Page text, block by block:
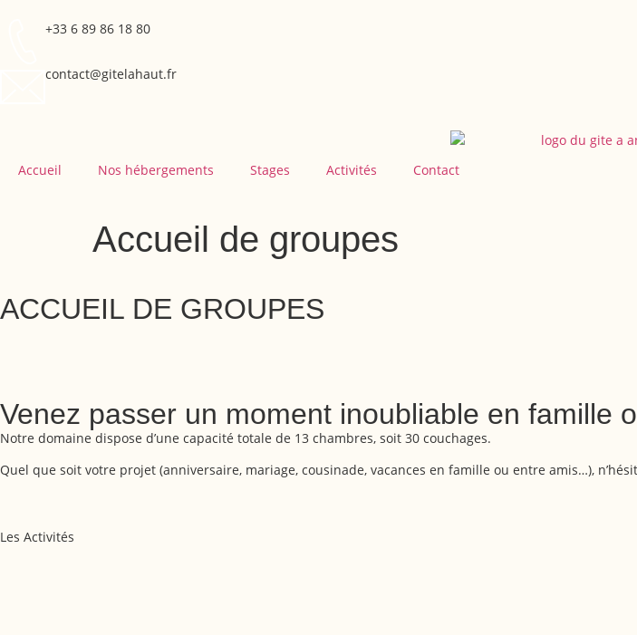
+33 6 89 86 18 80
contact@gitelahaut.fr
Accueil Nos hébergements Stages Activités Contact
Accueil de groupes
ACCUEIL DE GROUPES
Venez passer un moment inoubliable en famille
Notre domaine dispose d’une capacité totale de 13 chambres, soit 30 couchages.
Quel que soit votre projet (anniversaire, mariage, cousinade, vacances en famille ou entre amis…),
Les Activités